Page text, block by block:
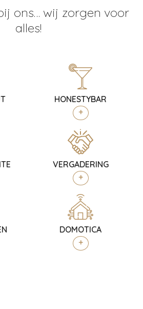
ons… wij zorgen voor
alles!
HONESTYBAR
+
VERGADERING
+
DOMOTICA
+